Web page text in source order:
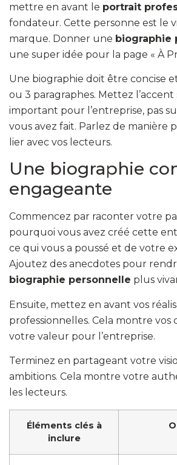
mettre en avant le portrait
fondateur. Cette personne est le
marque. Donner une biographie
une super idée pour la page « À
Une biographie doit être concise
ou 3 paragraphes. Mettez
important pour l’entreprise, pas
vous avez fait. Parlez de manière
lier avec vos lecteurs.
Une biographie
engageante
Commencez par raconter votre
pourquoi vous avez créé cette
ce qui vous a poussé et de votre
Ajoutez des anecdotes pour
biographie personnelle plus
Ensuite, mettez en avant vos
professionnelles. Cela montre vos
votre valeur pour l’entreprise.
Terminez en partageant votre
ambitions. Cela montre votre
les lecteurs.
Éléments clés à
inclure